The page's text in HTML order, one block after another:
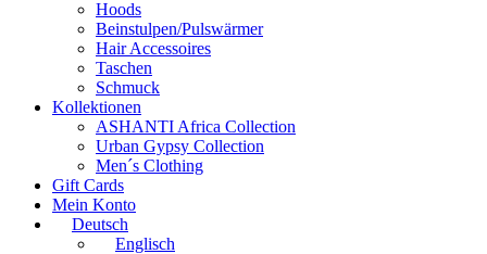
Hoods
Beinstulpen/Pulswärmer
Hair Accessoires
Taschen
Schmuck
Kollektionen
ASHANTI Africa Collection
Urban Gypsy Collection
Men´s Clothing
Gift Cards
Mein Konto
Deutsch
Englisch